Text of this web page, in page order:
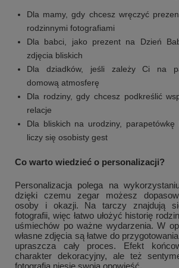
Dla mamy, gdy chcesz wręczyć
rodzinnymi fotografiami
Dla babci, jako prezent na Dzień
zdjęcia bliskich
Dla dziadków, jeśli zależy Ci na
domową atmosferę
Dla rodziny, gdy chcesz podkreślić
relacje
Dla bliskich na urodziny,
liczy się osobisty gest
Co warto wiedzieć o personalizacji?
Personalizacja polega na
dzięki czemu zegar możesz
osoby i okazji. Na tarczy znajdują
fotografii, więc łatwo ułożyć historię
uśmiechów po ważne wydarzenia. W
własne zdjęcia są łatwe do
upraszcza cały proces. Efekt
charakter dekoracyjny, ale też
fotografia niesie swoją opowieść.